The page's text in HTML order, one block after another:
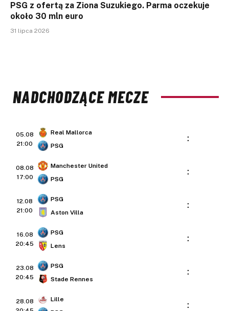
PSG z ofertą za Ziona Suzukiego. Parma oczekuje
około 30 mln euro
31 lipca 2026
NADCHODZĄCE MECZE
05.08
21:00
Real Mallorca
PSG
:
08.08
17:00
Manchester United
PSG
:
12.08
21:00
PSG
Aston Villa
:
16.08
20:45
PSG
Lens
:
23.08
20:45
PSG
Stade Rennes
:
28.08
Lille
: